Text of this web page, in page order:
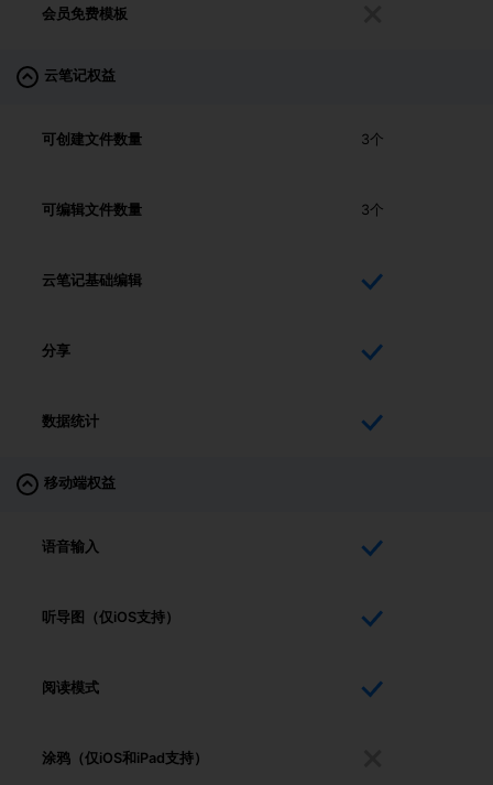
会员免费模板
云笔记权益
可创建文件数量 3个
可编辑文件数量 3个
云笔记基础编辑
分享
数据统计
移动端权益
语音输入
听导图（仅iOS支持）
阅读模式
涂鸦（仅iOS和iPad支持）